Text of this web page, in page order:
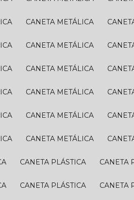
CANETA METÁLICA
CANETA METÁLICA
CANETA METÁLICA
CANETA METÁLICA
CANETA METÁLICA
CANETA METÁLICA
CANETA PLÁSTICA CANETA
CANETA PLÁSTICA CANETA